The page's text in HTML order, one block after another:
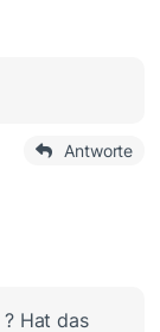
Antworte
Hat das